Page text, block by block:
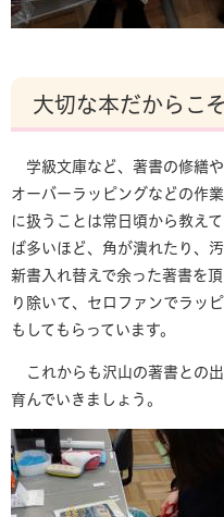
大切な本だからこ
学級文庫など、著書の修繕
オーバーラッピングなどの作
に扱うことは常日頃から教え
ば多いほど、角が潰れたり、
新書入れ替えで余った著書を
り除いて、セロファンでラッ
もしてもらっています。
これからも沢山の著書との
育んでいきましょう。